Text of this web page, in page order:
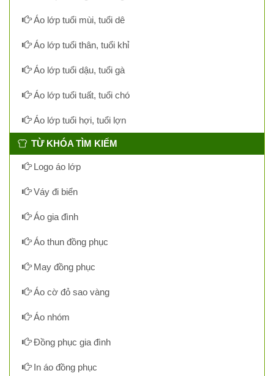
Áo lớp tuổi mùi, tuổi dê
Áo lớp tuổi thân, tuổi khỉ
Áo lớp tuổi dậu, tuổi gà
Áo lớp tuổi tuất, tuổi chó
Áo lớp tuổi hợi, tuổi lợn
TỪ KHÓA TÌM KIẾM
Logo áo lớp
Váy đi biển
Áo gia đình
Áo thun đồng phục
May đồng phục
Áo cờ đỏ sao vàng
Áo nhóm
Đồng phục gia đình
In áo đồng phục